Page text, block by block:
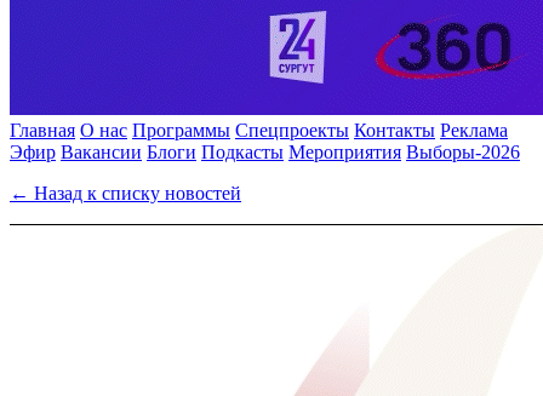
Главная О нас Программы Спецпроекты Контакты Реклама
Эфир Вакансии Блоги Подкасты Мероприятия Выборы-2026
← Назад к списку новостей